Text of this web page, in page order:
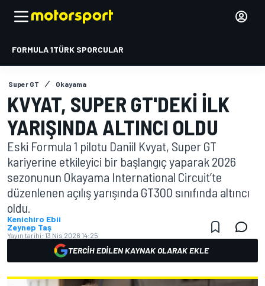
FORMULA 1TÜRK SPORCULAR
Super GT Okayama
KVYAT, SUPER GT'DEKI ILK
YARIŞINDA ALTINCI OLDU
Eski Formula 1 pilotu Daniil Kvyat, Super GT
kariyerine etkileyici bir başlangıç yaparak 2026
sezonunun Okayama International Circuit’te
düzenlenen açılış yarışında GT300 sınıfında altıncı
oldu.
Kenichiro Ebii
Zeynep Taş
Yayın tarihi: 13 Nis 2026 14:25
TERCIH EDILEN KAYNAK OLARAK EKLE